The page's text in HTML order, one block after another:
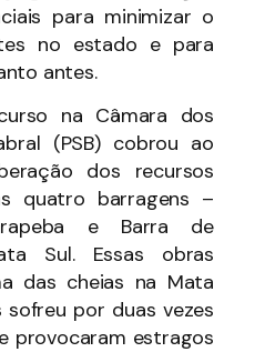
para minimizar o
no estado e para
antes.
na Câmara dos
(PSB) cobrou ao
dos recursos
quatro barragens –
e Barra de
Sul. Essas obras
das cheias na Mata
sofreu por duas vezes
provocaram estragos